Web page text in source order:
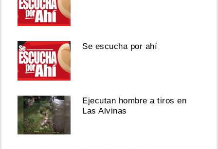
Se escucha por ahí
Ejecutan hombre a tiros en
Las Alvinas